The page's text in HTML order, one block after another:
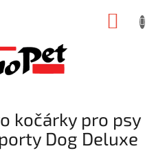
kočárky pro psy
Dog Deluxe